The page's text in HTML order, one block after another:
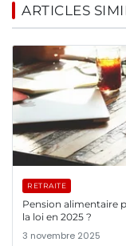
ARTICLES
RETRAITE
Pension alimentaire
la loi en 2025 ?
3 novembre 2025